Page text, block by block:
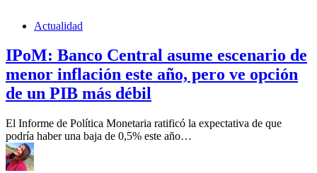
Actualidad
IPoM: Banco Central asume escenario de
menor inflación este año, pero ve opción
de un PIB más débil
El Informe de Política Monetaria ratificó la expectativa de que
podría haber una baja de 0,5% este año…